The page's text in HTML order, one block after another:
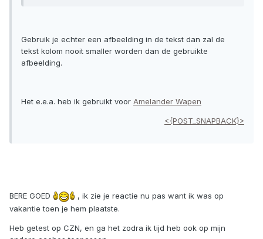
Gebruik je echter een afbeelding in de tekst dan zal de
tekst kolom nooit smaller worden dan de gebruikte
afbeelding.
Het e.e.a. heb ik gebruikt voor Amelander Wapen
<{POST_SNAPBACK}>
BERE GOED
, ik zie je reactie nu pas want ik was op
vakantie toen je hem plaatste.
Heb getest op CZN, en ga het zodra ik tijd heb ook op mijn